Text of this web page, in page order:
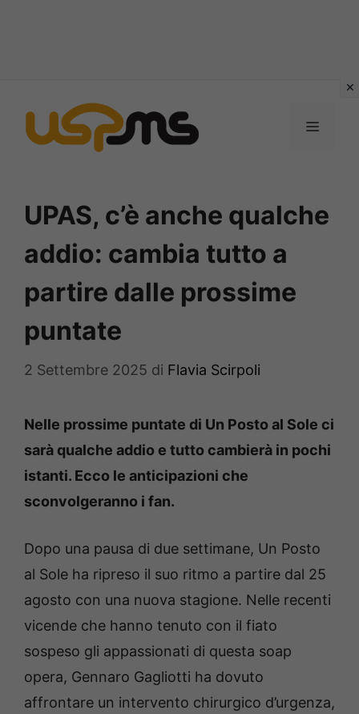
contenuto
MENU
UPAS, c’è anche qualche
addio: cambia tutto a
partire dalle prossime
puntate
2 Settembre 2025 di Flavia Scirpoli
Nelle prossime puntate di Un Posto al Sole ci
sarà qualche addio e tutto cambierà in pochi
istanti. Ecco le anticipazioni che
sconvolgeranno i fan.
Dopo una pausa di due settimane, Un Posto
al Sole ha ripreso il suo ritmo a partire dal 25
agosto con una nuova stagione. Nelle recenti
vicende che hanno tenuto con il fiato
sospeso gli appassionati di questa soap
opera, Gennaro Gagliotti ha dovuto
affrontare un intervento chirurgico d’urgenza,